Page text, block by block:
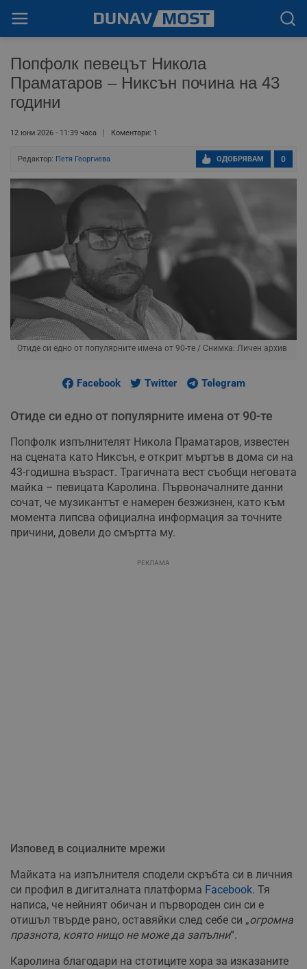
Попфолк певецът Никола
Праматаров – Никсън почина на 43
години
12 юни 2026 - 11:39 часа Коментари: 1
Редактор: Петя Георгиева 0
ОДОБРЯВАМ
Отиде си едно от популярните имена от 90-те / Снимка: Личен архив
Facebook Twitter Telegram
Отиде си едно от популярните имена от 90-те
Попфолк изпълнителят Никола Праматаров, известен
на сцената като Никсън, е открит мъртъв в дома си на
43-годишна възраст. Трагичната вест съобщи неговата
майка – певицата Каролина. Първоначалните данни
сочат, че музикантът е намерен безжизнен, като към
момента липсва официална информация за точните
причини, довели до смъртта му.
РЕКЛАМА
Изповед в социалните мрежи
Майката на изпълнителя сподели скръбта си в личния
си профил в дигиталната платформа Facebook. Тя
написа, че нейният обичан и първороден син си е
отишъл твърде рано, оставяйки след себе си „огромна
празнота, която нищо не може да запълни“.
Каролина благодари на стотиците хора за изказаните